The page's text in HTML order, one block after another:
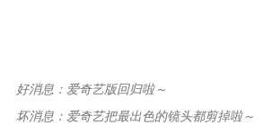
好消息：爱奇艺版回归啦～
坏消息：爱奇艺把最出色的镜头都剪掉啦～
卡组